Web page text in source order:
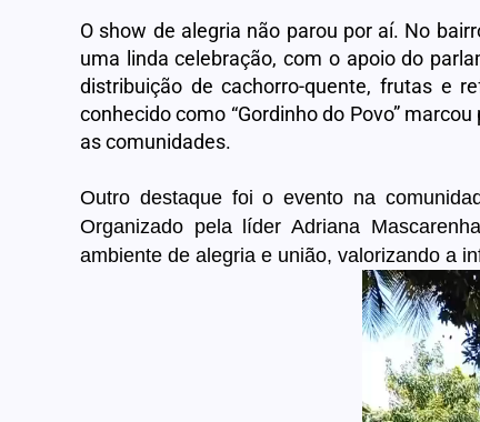
O show de alegria não parou por aí. No
uma linda celebração, com o apoio do
distribuição de cachorro-quente, frutas e
conhecido como “Gordinho do Povo”
as comunidades.
Outro destaque foi o evento na
Organizado pela líder Adriana
ambiente de alegria e união, valorizando a